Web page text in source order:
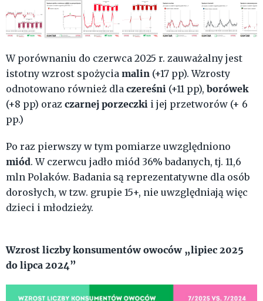
W porównaniu do czerwca 2025 r. zauważalny jest
istotny wzrost spożycia malin (+17 pp). Wzrosty
odnotowano również dla czereśni (+11 pp), borówek
(+8 pp) oraz czarnej porzeczki i jej przetworów (+ 6
pp.)
Po raz pierwszy w tym pomiarze uwzględniono
miód. W czerwcu jadło miód 36% badanych, tj. 11,6
mln Polaków. Badania są reprezentatywne dla osób
dorosłych, w tzw. grupie 15+, nie uwzględniają więc
dzieci i młodzieży.
Wzrost liczby konsumentów owoców „lipiec 2025
do lipca 2024”